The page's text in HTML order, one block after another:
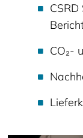
CO₂-